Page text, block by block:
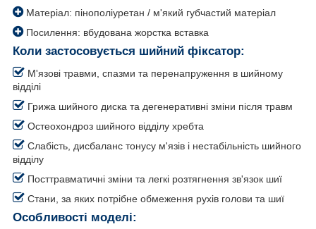
Матеріал: пінополіуретан / м'який губчастий матеріал
Посилення: вбудована жорстка вставка
Коли застосовується шийний фіксатор:
М'язові травми, спазми та перенапруження в шийному
відділі
Грижа шийного диска та дегенеративні зміни після травм
Остеохондроз шийного відділу хребта
Слабість, дисбаланс тонусу м'язів і нестабільність шийного
відділу
Посттравматичні зміни та легкі розтягнення зв'язок шиї
Стани, за яких потрібне обмеження рухів голови та шиї
Особливості моделі: